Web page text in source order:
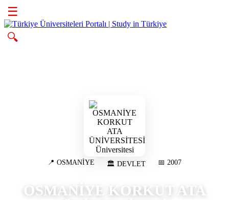
☰
🔍
📍 OSMANİYE 🏛️ DEVLET 📅 2007
OSMANİYE KORKUT ATA